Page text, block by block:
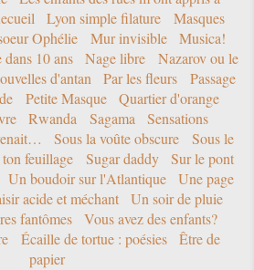
Lyon simple filature
Masques
Ophélie
Mur invisible
Musica!
10 ans
Nage libre
Nazarov ou le
d'antan Par les fleurs
Passage
Petite Masque
Quartier d'orange
Rwanda Sagama
Sensations
Sous la voûte obscure
Sous le
ton feuillage Sugar daddy
Sur le pont
Un boudoir sur l'Atlantique
Une page
acide et méchant
Un soir de pluie
fantômes
Vous avez des enfants?
Écaille de tortue : poésies
Être de
papier